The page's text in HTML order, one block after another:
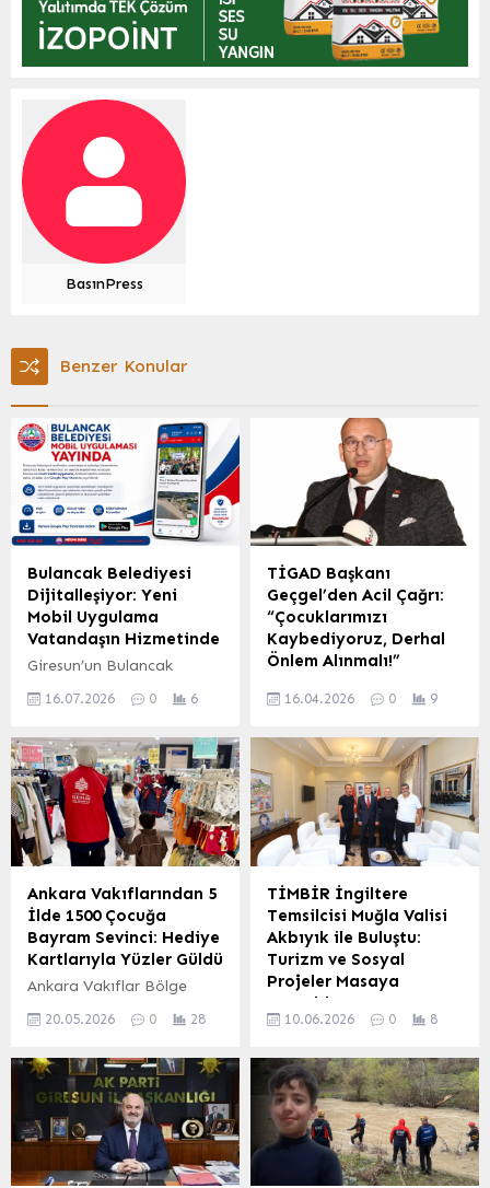
BasınPress
Benzer Konular
Bulancak Belediyesi
Dijitalleşiyor: Yeni
Mobil Uygulama
Vatandaşın Hizmetinde
Giresun’un Bulancak
hizmetlerine erişim artık
Belediyesi, vatandaşların
dijital hizmetlerden daha
hızlı ve pratik bir şekilde
faydalanabilmesi
amacıyla yeni bir mobil
uygulama geliştirdi. Bu
uygulama sayesinde ilçe
sakinleri, belediye ile ilgili
en güncel gelişmeleri,
duyuruları ve hizmetleri
cep telefonları üzerinden
kolayca takip edebilecek.
Uygulama, kullanıcı...
16.07.2026 0 6
TİGAD Başkanı
Geçgel’den Acil Çağrı:
“Çocuklarımızı
Kaybediyoruz, Derhal
Önlem Alınmalı!”
Derneği (TİGAD) Genel
çocukların maruz kaldığı
tehlikelere dikkat çekerek
acil önlem çağrısında
bulundu. Geçgel, yaşanan
olayların münferit
olmadığını, uzun süredir
ihmal edilen ekonomik,
sosyal, kültürel ve dijital
sorunların bir sonucu
olduğunu belirtti. “Bugün
‘Çocuklarımıza ne oluyor?’
sorusu artık bir serzeniş
değil, bir çığlıktır,”...
16.04.2026 0 9
Ankara Vakıflarından 5
İlde 1500 Çocuğa
Bayram Sevinci: Hediye
Kartlarıyla Yüzler Güldü
Ankara Vakıflar Bölge
Bayramı’nın yaklaşmasıyla
çocuklara yönelik anlamlı
bir destek programı
hayata geçirdi. Program
çerçevesinde, öksüz, yetim
ve dar gelirli ailelerin
çocuklarına bayramlık
20.05.2026 0 28
TİMBİR İngiltere
Temsilcisi Muğla Valisi
Akbıyık ile Buluştu:
Turizm ve Sosyal
Projeler Masaya
Yatırıldı
Muğla Valiliği,
toplumunu temsil eden
TİMBİR’in (Türk İşçi ve
Emekçi Mensupları Birliği)
İngiltere Temsilcisi İsmail
Karakaş’ı ağırladı. Vali Dr.
İdris Akbıyık ile
10.06.2026 0 8